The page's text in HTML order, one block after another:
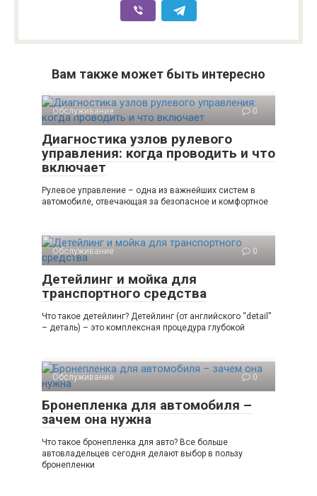
Вам также может быть интересно
Обслуживание 0
Диагностика узлов рулевого
управления: когда проводить и что
включает
Рулевое управление – одна из важнейших систем в
автомобиле, отвечающая за безопасное и комфортное
Обслуживание 0
Детейлинг и мойка для
транспортного средства
Что такое детейлинг? Детейлинг (от английского “detail”
– деталь) – это комплексная процедура глубокой
Обслуживание 0
Бронепленка для автомобиля –
зачем она нужна
Что такое бронепленка для авто? Все больше
автовладельцев сегодня делают выбор в пользу
бронепленки